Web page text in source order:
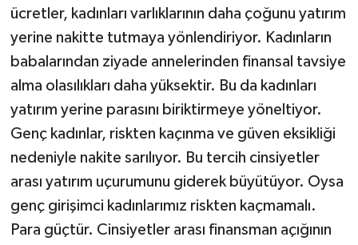
ücretler, kadınları varlıklarının daha çoğunu yatırım
yerine nakitte tutmaya yönlendiriyor. Kadınların
babalarından ziyade annelerinden finansal tavsiye
alma olasılıkları daha yüksektir. Bu da kadınları
yatırım yerine parasını biriktirmeye yöneltiyor.
Genç kadınlar, riskten kaçınma ve güven eksikliği
nedeniyle nakite sarılıyor. Bu tercih cinsiyetler
arası yatırım uçurumunu giderek büyütüyor. Oysa
genç girişimci kadınlarımız riskten kaçmamalı.
Para güçtür. Cinsiyetler arası finansman açığının